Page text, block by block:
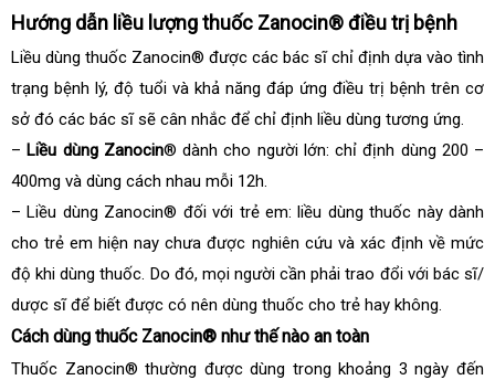
Hướng dẫn liều lượng thuốc Zanocin® điều trị bệnh
Liều dùng thuốc Zanocin® được các bác sĩ chỉ định dựa vào tình
trạng bệnh lý, độ tuổi và khả năng đáp ứng điều trị bệnh trên cơ
sở đó các bác sĩ sẽ cân nhắc để chỉ định liều dùng tương ứng.
–Liều dùng Zanocin® dành cho người lớn: chỉ định dùng 200 –
400mg và dùng cách nhau mỗi 12h.
– Liều dùng Zanocin® đối với trẻ em: liều dùng thuốc này dành
cho trẻ em hiện nay chưa được nghiên cứu và xác định về mức
độ khi dùng thuốc. Do đó, mọi người cần phải trao đổi với bác sĩ/
dược sĩ để biết được có nên dùng thuốc cho trẻ hay không.
Cách dùng thuốc Zanocin® như thế nào an toàn
Thuốc Zanocin® thường được dùng trong khoảng 3 ngày đến